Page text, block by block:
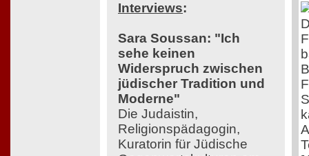
Interviews:
Sara Soussan: "Ich
sehe keinen
Widerspruch zwischen
jüdischer Tradition und
Moderne"
Die Judaistin,
Religionspädagogin,
Kuratorin für Jüdische